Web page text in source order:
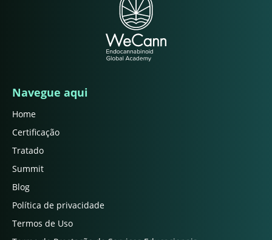
Navegue aqui
Home
Certificação
Tratado
Summit
Blog
Política de privacidade
Termos de Uso